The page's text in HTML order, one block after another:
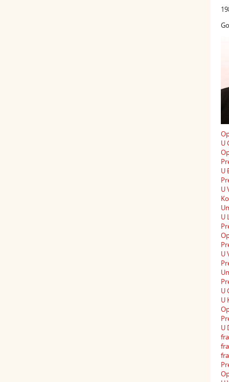
U
U
U
U
U
U
U
U